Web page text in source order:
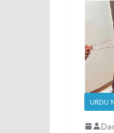
URDU